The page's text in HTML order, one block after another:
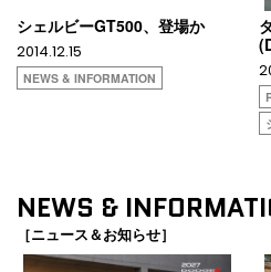
シェルビーGT500、登場か
2014.12.15
NEWS & INFORMATION
NEWS &
［ニュース＆お知らせ］